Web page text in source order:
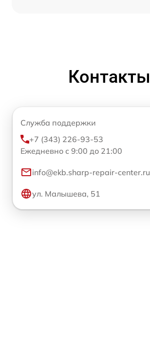
Контакты
Служба поддержки
+7 (343) 226-93-53
Ежедневно с 9:00 до 21:00
info@ekb.sharp-repair-center.ru
ул. Малышева, 51